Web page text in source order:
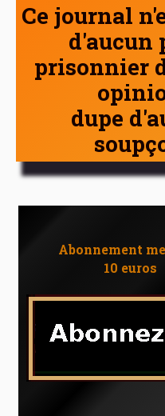
Ce journal
d'aucun
prisonnier
dupe
Abonnement
10 euros